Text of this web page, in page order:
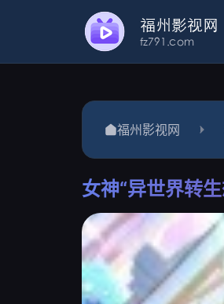
福州影视网
女神“异世界转